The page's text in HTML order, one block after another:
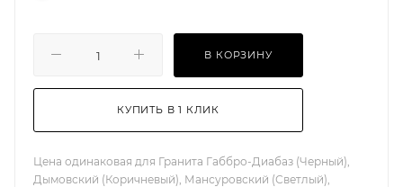
В КОРЗИНУ
КУПИТЬ В 1 КЛИК
Цена одинаковая для Гранита Габбро-Диабаз (Черный),
Дымовский (Коричневый), Мансуровский (Светлый),